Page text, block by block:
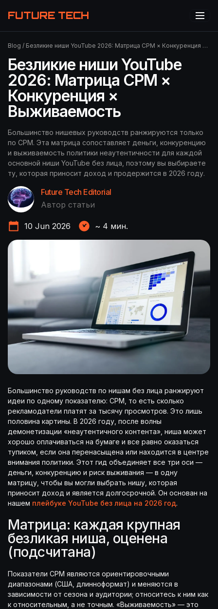
FUTURE TECH
Blog / Безликие ниши YouTube 2026: Матрица CPM × Конкуренция × Выживаемость
Безликие ниши YouTube
2026: Матрица CPM ×
Конкуренция ×
Выживаемость
Большинство нишевых руководств ранжируются только
по CPM. Эта матрица сопоставляет деньги, конкуренцию
и выживаемость политики неаутентичности для каждой
основной ниши YouTube без лица, поэтому вы выбираете
ту, которая приносит доход и продержится в 2026 году.
Future Tech Editorial
Автор статьи
10 Jun 2026 ~ 4 мин.
Большинство руководств по нишам без лица ранжируют
идеи по одному показателю: CPM, то есть сколько
рекламодатели платят за тысячу просмотров. Это лишь
половина картины. В 2026 году, после волны
демонетизации «неаутентичного контента», ниша может
хорошо оплачиваться на бумаге и все равно оказаться
тупиком, если она перенасыщена или находится в центре
внимания политики. Этот гид объединяет все три оси —
деньги, конкуренцию и риск выживания — в одну
матрицу, чтобы вы могли выбрать нишу, которая
приносит доход и является долгосрочной. Он основан на
нашем плейбуке YouTube без лица на 2026 год.
Матрица: каждая крупная
безликая ниша, оценена
(подсчитана)
Показатели CPM являются ориентировочными
диапазонами (США, длинноформат) и меняются в
зависимости от сезона и аудитории; относитесь к ним как
к относительным, а не точным. «Выживаемость» — это